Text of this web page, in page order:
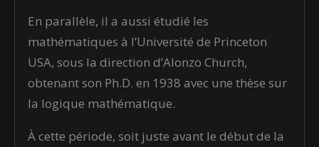
En parallèle, il a aussi étudié les
mathématiques à l’Université de Princeton
USA, sous la direction d’Alonzo Church,
obtenant son Ph.D. en 1938 avec une thèse sur
la logique mathématique.
À cette période, soit juste avant le début de la